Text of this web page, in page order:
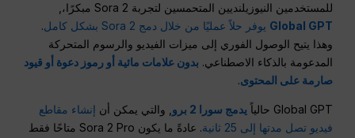
للمستخدمين النيوزيلنديين المتحمسين لتجربة Sora 2 مبكرًا،,
Global GPT يوفر حلاً عمليًا من خلال دمج Sora 2 بشكل كامل
.
وهذا يتيح الوصول الفوري إلى ميزات الفيديو والرسوم المتحركة
المدعومة بالذكاء الاصطناعي. بدون علامات مائية أو رموز دعوة أو قيود
صارمة على المحتوى.
Global GPT حالياً يدمج سورا 2 برو , والتي يمكن أن إنشاء مقاطع
فيديو تصل مدتها إلى 25 ثانية
. عادةً ما يكون Sora 2 Pro متاحًا فقط